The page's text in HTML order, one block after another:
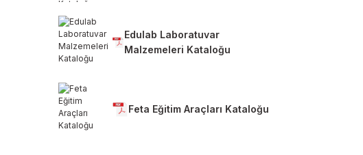
Edulab Laboratuvar
Malzemeleri Kataloğu
Feta Eğitim Araçları Kataloğu